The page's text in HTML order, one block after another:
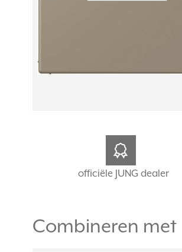
officiële JUNG dealer
Combineren met